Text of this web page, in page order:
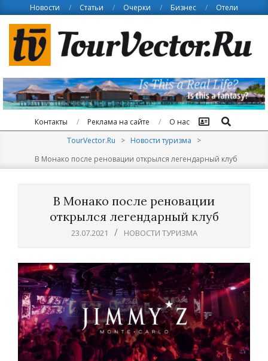
content
Новости Статьи Очерки Бизнес Отели
Контакты Реклама на сайте О нас Поиск
TourVector.Ru > Новости туризма
>
В Монако после реновации открылся легендарный клуб
В Монако после реновации
открылся легендарный клуб
23.07.2021 НОВОСТИ ТУРИЗМА